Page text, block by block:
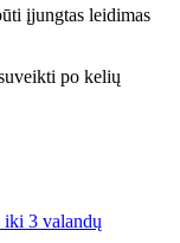
įjungtas leidimas
po kelių
iki 3 valandų